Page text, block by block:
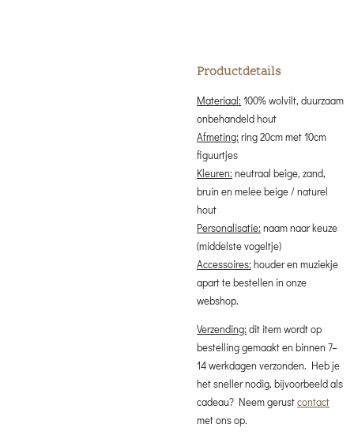
Productdetails
Materiaal: 100% wolvilt, duurzaam
onbehandeld hout
Afmeting: ring 20cm met 10cm
figuurtjes
Kleuren: neutraal beige, zand,
bruin en melee beige / naturel
hout
Personalisatie: naam naar keuze
(middelste vogeltje)
Accessoires: houder en muziekje
apart te bestellen in onze
webshop.
Verzending: dit item wordt op
bestelling gemaakt en binnen 7–
14 werkdagen verzonden. Heb je
het sneller nodig, bijvoorbeeld als
cadeau? Neem gerustcontact
met ons op.